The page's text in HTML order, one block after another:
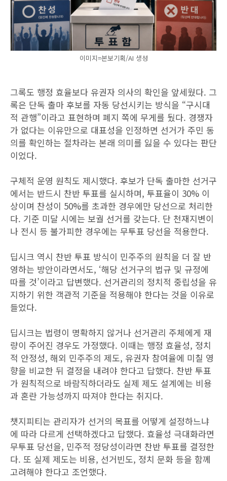
이미지=본보기획/AI 생성
그록도 행정 효율보다 유권자 의사의 확인을 앞세웠다. 그
록은 단독 출마 후보를 자동 당선시키는 방식을 “구시대
적 관행”이라고 표현하며 폐지 쪽에 무게를 뒀다. 경쟁자
가 없다는 이유만으로 대표성을 인정하면 선거가 주민 동
의를 확인하는 절차라는 본래 의미를 잃을 수 있다는 판단
이었다.
구체적 운영 원칙도 제시했다. 후보가 단독 출마한 선거구
에서는 반드시 찬반 투표를 실시하며, 투표율이 30% 이
상이며 찬성이 50%를 초과한 경우에만 당선으로 처리한
다. 기준 미달 시에는 보궐 선거를 갖는다. 단 천재지변이
나 전시 등 불가피한 경우에는 무투표 당선을 적용한다.
딥시크 역시 찬반 투표 방식이 민주주의 원칙을 더 잘 반
영하는 방안이라면서도, ‘해당 선거구의 법규 및 규정에
따를 것’이라고 답변했다. 선거관리의 정치적 중립성을 유
지하기 위한 객관적 기준을 적용해야 한다는 것을 이유로
들었다.
딥시크는 법령이 명확하지 않거나 선거관리 주체에게 재
량이 주어진 경우도 가정했다. 이때는 행정 효율성, 정치
적 안정성, 해외 민주주의 제도, 유권자 참여율에 미칠 영
향을 비교한 뒤 결정을 내려야 한다고 답했다. 찬반 투표
가 원칙적으로 바람직하더라도 실제 제도 설계에는 비용
과 혼란 가능성까지 따져야 한다는 취지다.
챗지피티는 관리자가 선거의 목표를 어떻게 설정하느냐
에 따라 다르게 선택하겠다고 답했다. 효율성 극대화라면
무투표 당선을, 민주적 정당성이라면 찬반 투표를 결정한
다. 또 실제 제도는 비용, 선거빈도, 정치 문화 등을 함께
고려해야 한다고 조언했다.